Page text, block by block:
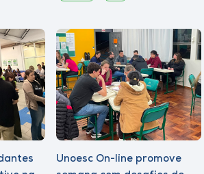
Unoesc On-line promove